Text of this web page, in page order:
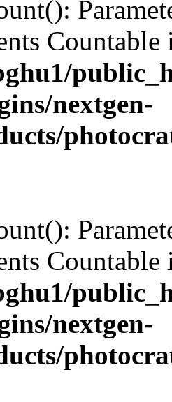
Countable
nextgen-
Countable
nextgen-